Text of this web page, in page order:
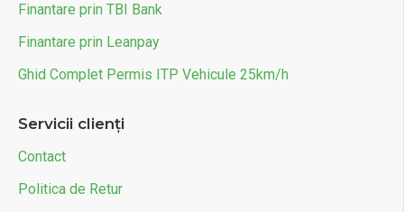
Finantare prin TBI Bank
Finantare prin Leanpay
Ghid Complet Permis ITP Vehicule 25km/h
Servicii clienți
Contact
Politica de Retur